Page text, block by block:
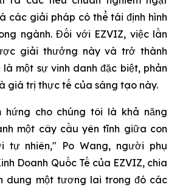
các giải pháp có thể tái định hình
ngành. Đối với EZVIZ, việc lần
giải thưởng này và trở thành
một sự vinh danh đặc biệt, phản
giá trị thực tế của sáng tạo này.
hứng cho chúng tôi là khả năng
một cây cầu yên tĩnh giữa con
tự nhiên," Po Wang, người phụ
Doanh Quốc Tế của EZVIZ, chia
dung một tương lai trong đó các